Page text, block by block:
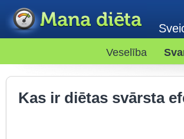
Veselība
Kas ir diētas svārsta